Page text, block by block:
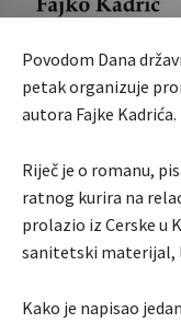
Povodom Dana
petak organizuje
autora Fajke Kadrića.
Riječ je o romanu,
ratnog kurira na
prolazio iz Cerske u
sanitetski
Kako je napisao